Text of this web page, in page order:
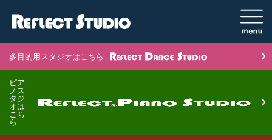
多目的用スタジオはこちら
ピア
ノス
タジ
オは
こち
ら